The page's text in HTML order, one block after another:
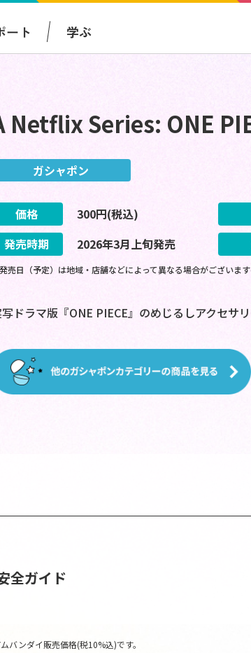
ート 学ぶ
Netflix Series: ONE
ガシャポン
価格 300円(税込)
発売時期
2026年3月上旬発売
売日（予定）は地域・店舗などによって異なる場合がございます
ドラマ版『ONE PIECE』のめじるしアクセサリ
全ガイド
ンダイ販売価格(税10%込)です。